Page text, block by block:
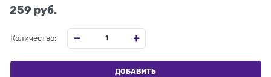
259 руб.
Количество:
ДОБАВИТЬ